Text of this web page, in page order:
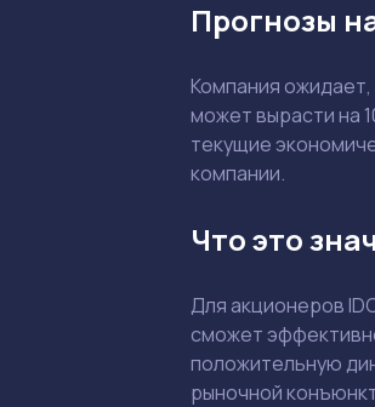
Прогнозы
Компания
может вырасти на
текущие
компании.
Что это
Для акционеров
сможет
положительную
рыночной